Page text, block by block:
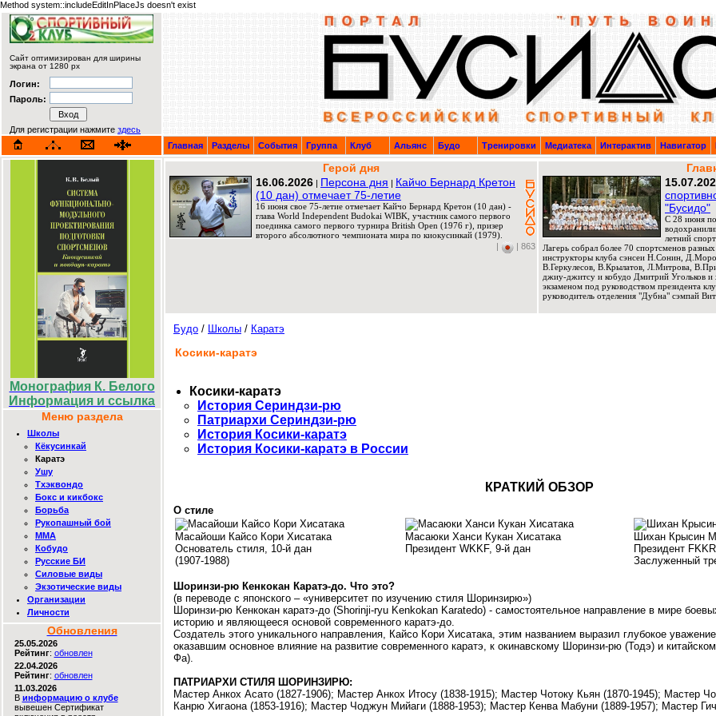
Method system::includeEditInPlaceJs doesn't exist
Сайт оптимизирован для ширины
экрана от 1280 px
Логин:
Пароль:
Для регистрации нажмите здесь
Главная Разделы События Группа Клуб Альянс Будо Тренировки Медиатека Интерактив Навигатор
Монография К. Белого
Информация и ссылка
Меню раздела
Школы
Кёкусинкай
Каратэ
Ушу
Тхэквондо
Бокс и кикбокс
Борьба
Рукопашный бой
ММА
Кобудо
Русские БИ
Силовые виды
Экзотические виды
Организации
Личности
Обновления
25.05.2026
Рейтинг: обновлен
22.04.2026
Рейтинг: обновлен
11.03.2026
В информацию о клубе
вывешен Сертификат
Герой дня
16.06.2026 | Персона дня | Кайчо Бернард Кретон
(10 дан) отмечает 75-летие
16 июня свое 75-летие отмечает Кайчо Бернард Кретон (10 дан) -
глава World Independent Budokai WIBK, участник самого первого
поединка самого первого турнира British Open (1976 г), призер
второго абсолютного чемпионата мира по киокусинкай (1979).
|
| 863
"Бусидо"
C 28 июня
летний
Лагерь собрал более 70 спортсменов
инструкторы клуба сэнсеи Н.Сонин,
В.Геркулесов, В.Крылатов, Л.Митрова,
джиу-джитсу и кобудо Дмитрий Угольков и
экзаменом под руководством президента
руководитель отделения "Дубна" сэмпай
Будо / Школы / Каратэ
Косики-каратэ
Косики-каратэ
История Сериндзи-рю
Патриархи Сериндзи-рю
История Косики-каратэ
История Косики-каратэ в России
КРАТКИЙ ОБЗОР
О стиле
Масайоши Кайсо Кори Хисатака
Основатель стиля, 10-й дан
(1907-1988)
Масаюки Ханси Кукан Хисатака
Президент WKKF, 9-й дан
Шихан Крысин
Президент
Заслуженный
Шоринзи-рю Кенкокан Каратэ-до. Что это?
(в переводе с японского – «университет по изучению стиля Шоринзирю»)
Шоринзи-рю Кенкокан каратэ-до (Shorinji-ryu Kenkokan Karatedo) - самостоятельное направление в мире
историю и являющееся основой современного каратэ-до.
Создатель этого уникального направления, Кайсо Кори Хисатака, этим названием выразил глубокое
оказавшим основное влияние на развитие современного каратэ, к окинавскому Шоринзи-рю (Тодэ) и
Фа).
ПАТРИАРХИ СТИЛЯ ШОРИНЗИРЮ:
Мастер Анкох Асато (1827-1906); Мастер Анкох Итосу (1838-1915); Мастер Чотоку Кьян (1870-1945); Мастер
Канрю Хигаона (1853-1916); Мастер Чоджун Мийаги (1888-1953); Мастер Кенва Мабуни (1889-1957); Мастер